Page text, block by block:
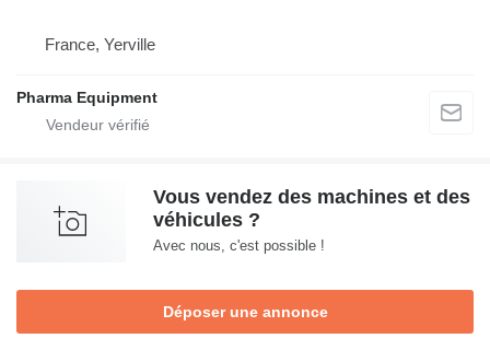
France, Yerville
Pharma Equipment
Vous vendez des machines et des
véhicules ?
Avec nous, c'est possible !
Déposer une annonce